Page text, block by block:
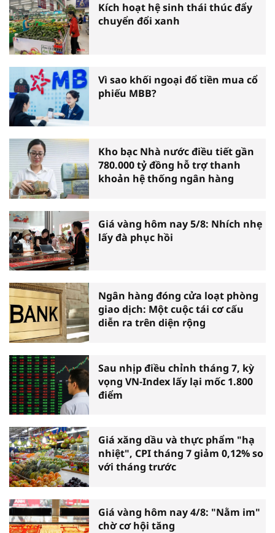
Kích hoạt hệ sinh thái thúc đẩy
chuyển đổi xanh
Vì sao khối ngoại đổ tiền mua cổ
phiếu MBB?
Kho bạc Nhà nước điều tiết gần
780.000 tỷ đồng hỗ trợ thanh
khoản hệ thống ngân hàng
Giá vàng hôm nay 5/8: Nhích nhẹ
lấy đà phục hồi
Ngân hàng đóng cửa loạt phòng
giao dịch: Một cuộc tái cơ cấu
diễn ra trên diện rộng
Sau nhịp điều chỉnh tháng 7, kỳ
vọng VN-Index lấy lại mốc 1.800
điểm
Giá xăng dầu và thực phẩm "hạ
nhiệt", CPI tháng 7 giảm 0,12% so
với tháng trước
Giá vàng hôm nay 4/8: "Nằm im"
chờ cơ hội tăng